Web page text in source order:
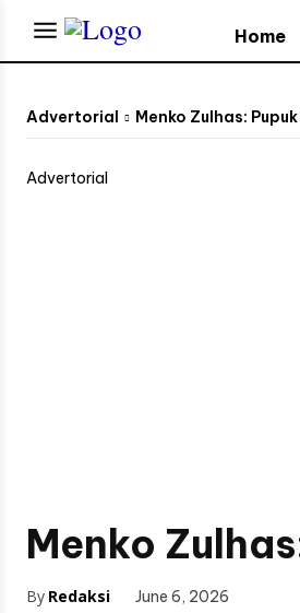
Home
Advertorial Menko Zulhas:
Advertorial
Menko
By Redaksi June 6, 2026